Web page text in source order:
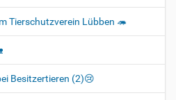
Tierschutzverein Lübben 🦔
Besitzertieren (2)😢